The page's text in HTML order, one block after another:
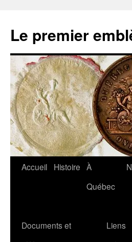
contenu
Le premier
Accueil Histoire À
Québec
Documents et
Liens